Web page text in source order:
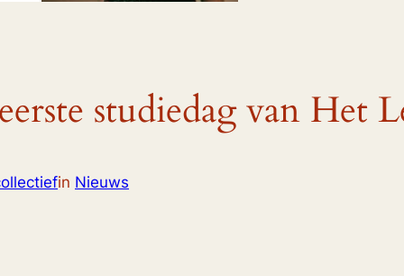
studiedag van Het
in Nieuws